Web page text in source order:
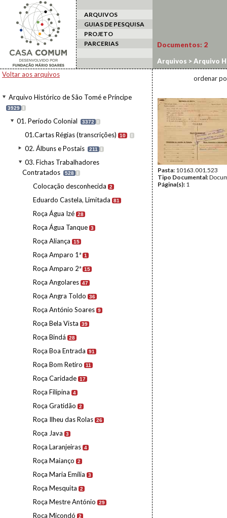
ARQUIVOS
GUIAS DE PESQUISA
PROJETO
PARCERIAS
Voltar aos arquivos
Arquivo Histórico de São Tomé e Príncipe
3929 I
01. Período Colonial 3372 I
01.Cartas Régias (transcrições) 10 I
02. Álbuns e Postais 211 I
03. Fichas Trabalhadores
Contratados
528 I
Colocação desconhecida 2
Eduardo Castela, Limitada 81
Roça Água Izé 28
Roça Água Tanque 3
Roça Aliança 15
Roça Amparo 1ª 1
Roça Amparo 2ª 15
Roça Angolares 47
Roça Angra Toldo 36
Roça António Soares 9
Roça Bela Vista 39
Roça Bindá 28
Roça Boa Entrada 91
Roça Bom Retiro 11
Roça Caridade 17
Roça Filipina 4
Roça Gratidão 2
Roça Ilheu das Rolas 26
Roça Java 3
Roça Laranjeiras 4
Roça Maianço 2
Roça Maria Emília 3
Roça Mesquita 2
Roça Mestre António 29
Roça Micondó 2
Documentos: 2
Arquivos >Arquivo
Contratados>Roça
ordenar
Pasta: 10163.001.523
Tipo Documental:
Página(s): 1